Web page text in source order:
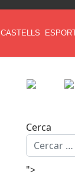
CASTELLS
Cerca
">